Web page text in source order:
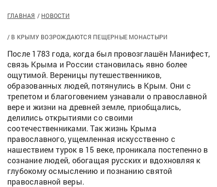
ГЛАВНАЯ НОВОСТИ
В КРЫМУ ВОЗРОЖДАЮТСЯ ПЕЩЕРНЫЕ МОНАСТЫРИ
После 1783 года, когда был провозглашён Манифест,
связь Крыма и России становилась явно более
ощутимой. Вереницы путешественников,
образованных людей, потянулись в Крым. Они с
трепетом и благоговением узнавали о православной
вере и жизни на древней земле, приобщались,
делились открытиями со своими
соотечественниками. Так жизнь Крыма
православного, ущемленная искусственно с
нашествием турок в 15 веке, проникала постепенно в
сознание людей, обогащая русских и вдохновляя к
глубокому осмыслению и познанию святой
православной веры.